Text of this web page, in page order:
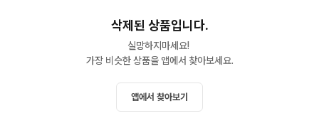
삭제된 상품입니다.
실망하지마세요!
가장 비슷한 상품을 앱에서 찾아보세요.
앱에서 찾아보기